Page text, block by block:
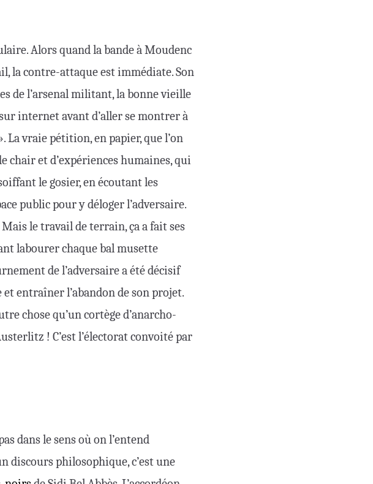
Alors quand la bande à Moudenc
la contre-attaque est immédiate. Son
de l’arsenal militant, la bonne vieille
internet avant d’aller se montrer à
La vraie pétition, en papier, que l’on
et d’expériences humaines, qui
le gosier, en écoutant les
public pour y déloger l’adversaire.
Mais le travail de terrain, ça a fait ses
labourer chaque bal musette
de l’adversaire a été décisif
entraîner l’abandon de son projet.
chose qu’un cortège d’anarcho-
! C’est l’électorat convoité par
dans le sens où on l’entend
discours philosophique, c’est une